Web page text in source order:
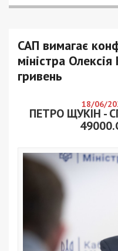
САП вимагає
міністра
гривень
18/06/
ПЕТРО ЩУКІН -